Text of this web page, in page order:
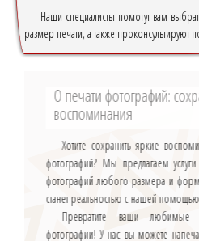
Наши специалисты помогут вам
размер печати, а также проконсультируют
О печати фотографий:
воспоминания
Хотите сохранить яркие
фотографий? Мы предлагаем
фотографий любого размера и
станет реальностью с нашей
Превратите ваши
фотографии! У нас вы можете